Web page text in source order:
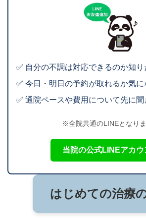
✅ 自分の不調は対応できるのか知り
✅ 今日・明日の予約が取れるか気に
✅ 通院ペースや費用について先に聞
※全院共通のLINEとなりま
当院の公式LINEアカウ
はじめての治療